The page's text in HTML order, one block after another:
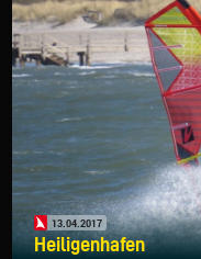
13.04.2017
Heiligenhafen